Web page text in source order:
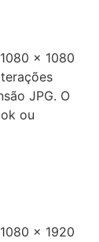
x 1080
JPG. O
ou
x 1920